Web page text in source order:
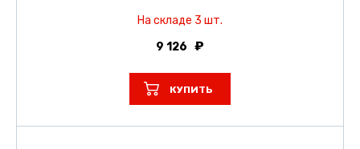
На складе 3 шт.
9 126
КУПИТЬ